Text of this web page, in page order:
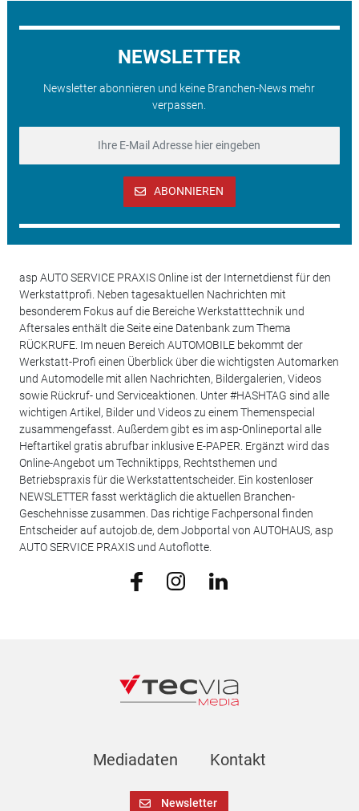
NEWSLETTER
Newsletter abonnieren und keine Branchen-News mehr
verpassen.
ABONNIEREN
asp AUTO SERVICE PRAXIS Online ist der Internetdienst für den
Werkstattprofi. Neben tagesaktuellen Nachrichten mit
besonderem Fokus auf die Bereiche Werkstatttechnik und
Aftersales enthält die Seite eine Datenbank zum Thema
RÜCKRUFE. Im neuen Bereich AUTOMOBILE bekommt der
Werkstatt-Profi einen Überblick über die wichtigsten Automarken
und Automodelle mit allen Nachrichten, Bildergalerien, Videos
sowie Rückruf- und Serviceaktionen. Unter #HASHTAG sind alle
wichtigen Artikel, Bilder und Videos zu einem Themenspecial
zusammengefasst. Außerdem gibt es im asp-Onlineportal alle
Heftartikel gratis abrufbar inklusive E-PAPER. Ergänzt wird das
Online-Angebot um Techniktipps, Rechtsthemen und
Betriebspraxis für die Werkstattentscheider. Ein kostenloser
NEWSLETTER fasst werktäglich die aktuellen Branchen-
Geschehnisse zusammen. Das richtige Fachpersonal finden
Entscheider auf autojob.de, dem Jobportal von AUTOHAUS, asp
AUTO SERVICE PRAXIS und Autoflotte.
Mediadaten Kontakt
Newsletter